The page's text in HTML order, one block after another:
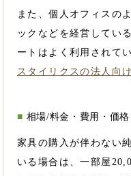
また、個人オフィスの
ックなどを経営してい
ートはよく利用されてい
スタイリクスの法人向
相場/料金・費用・価格
家具の購入が伴わない
いる場合は、一部屋